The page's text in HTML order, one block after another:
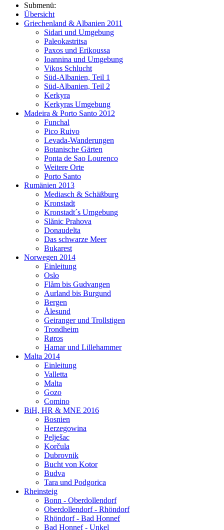
Submenü:
Übersicht
Griechenland & Albanien 2011
Sidari und Umgebung
Paleokastritsa
Paxos und Erikoussa
Ioannina und Umgebung
Vikos Schlucht
Süd-Albanien, Teil 1
Süd-Albanien, Teil 2
Kerkyra
Kerkyras Umgebung
Madeira & Porto Santo 2012
Funchal
Pico Ruivo
Levada-Wanderungen
Botanische Gärten
Ponta de Sao Lourenco
Weitere Orte
Porto Santo
Rumänien 2013
Mediasch & Schäßburg
Kronstadt
Kronstadt´s Umgebung
Slănic Prahova
Donaudelta
Das schwarze Meer
Bukarest
Norwegen 2014
Einleitung
Oslo
Flåm bis Gudvangen
Aurland bis Burgund
Bergen
Ålesund
Geiranger und Trollstigen
Trondheim
Røros
Hamar und Lillehammer
Malta 2014
Einleitung
Valletta
Malta
Gozo
Comino
BiH, HR & MNE 2016
Bosnien
Herzegowina
Pelješac
Korčula
Dubrovnik
Bucht von Kotor
Budva
Tara und Podgorica
Rheinsteig
Bonn - Oberdollendorf
Oberdollendorf - Rhöndorf
Rhöndorf - Bad Honnef
Bad Honnef - Unkel